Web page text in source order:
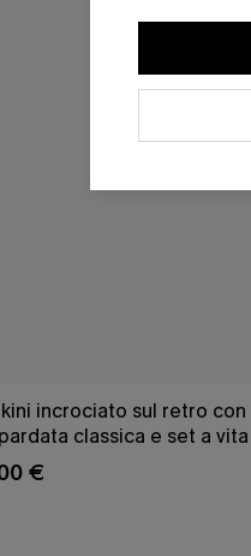
incrociato sul retro con
classica e set a
€